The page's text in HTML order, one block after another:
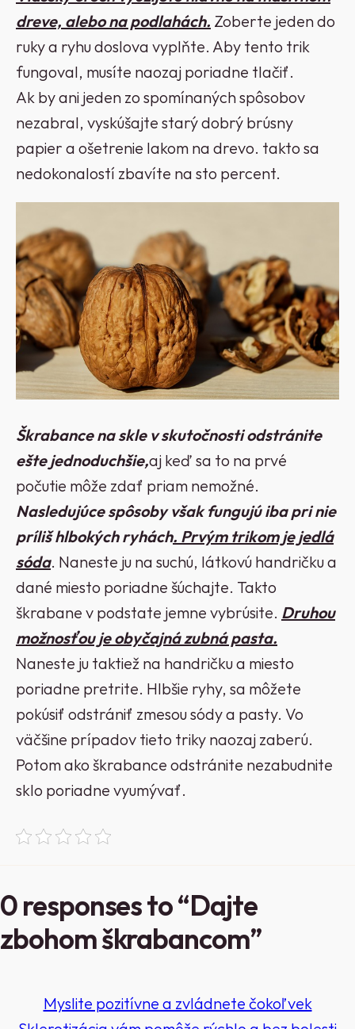
dreve, alebo na podlahách. Zoberte jeden do
ruky a ryhu doslova vyplňte. Aby tento trik
fungoval, musíte naozaj poriadne tlačiť.
Ak by ani jeden zo spomínaných spôsobov
nezabral, vyskúšajte starý dobrý brúsny
papier a ošetrenie lakom na drevo. takto sa
nedokonalostí zbavíte na sto percent.
Škrabance na skle v skutočnosti odstránite
ešte jednoduchšie,aj keď sa to na prvé
počutie môže zdať priam nemožné.
Nasledujúce spôsoby však fungujú iba pri nie
príliš hlbokých ryhách. Prvým trikom je jedlá
sóda. Naneste ju na suchú, látkovú handričku a
dané miesto poriadne šúchajte. Takto
škrabane v podstate jemne vybrúsite. Druhou
možnosťou je obyčajná zubná pasta.
Naneste ju taktiež na handričku a miesto
poriadne pretrite. Hlbšie ryhy, sa môžete
pokúsiť odstrániť zmesou sódy a pasty. Vo
väčšine prípadov tieto triky naozaj zaberú.
Potom ako škrabance odstránite nezabudnite
sklo poriadne vyumývať.
0 responses to “Dajte
zbohom škrabancom”
Myslite pozitívne a zvládnete čokoľvek